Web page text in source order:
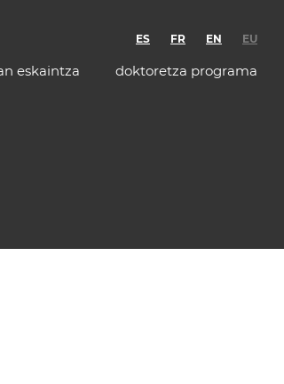
ES FR EN EU
eskaintza doktoretza programa